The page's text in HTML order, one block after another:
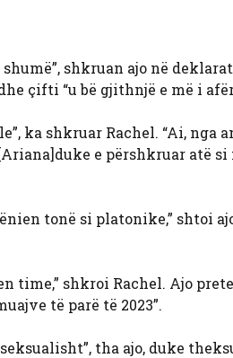
shkruan ajo në
çifti “u bë gjithnjë e më i
ka shkruar Rachel. “Ai, nga
e përshkruar atë
tonë si platonike,” shtoi
time,” shkroi Rachel. Ajo
të parë të 2023”.
tha ajo, duke